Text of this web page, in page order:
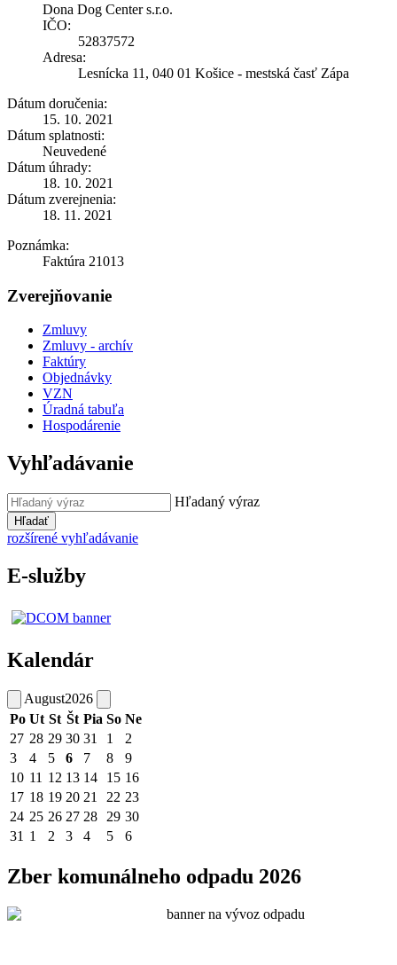
Dona Dog Center s.r.o.
IČO:
52837572
Adresa:
Lesnícka 11, 040 01 Košice - mestská časť Zápa
Dátum doručenia:
15. 10. 2021
Dátum splatnosti:
Neuvedené
Dátum úhrady:
18. 10. 2021
Dátum zverejnenia:
18. 11. 2021
Poznámka:
Faktúra 21013
Zverejňovanie
Zmluvy
Zmluvy - archív
Faktúry
Objednávky
VZN
Úradná tabuľa
Hospodárenie
Vyhľadávanie
Hľadaný výraz
Hľadať
rozšírené vyhľadávanie
E-služby
Kalendár
August2026
Po Ut St Št Pia So Ne
27 28 29 30 31 1
2
3
4 5 6 7 8
9
10 11 12 13 14 15 16
17 18 19 20 21 22 23
24 25 26 27 28 29 30
31 1 2 3 4 5 6
Zber komunálneho odpadu 2026